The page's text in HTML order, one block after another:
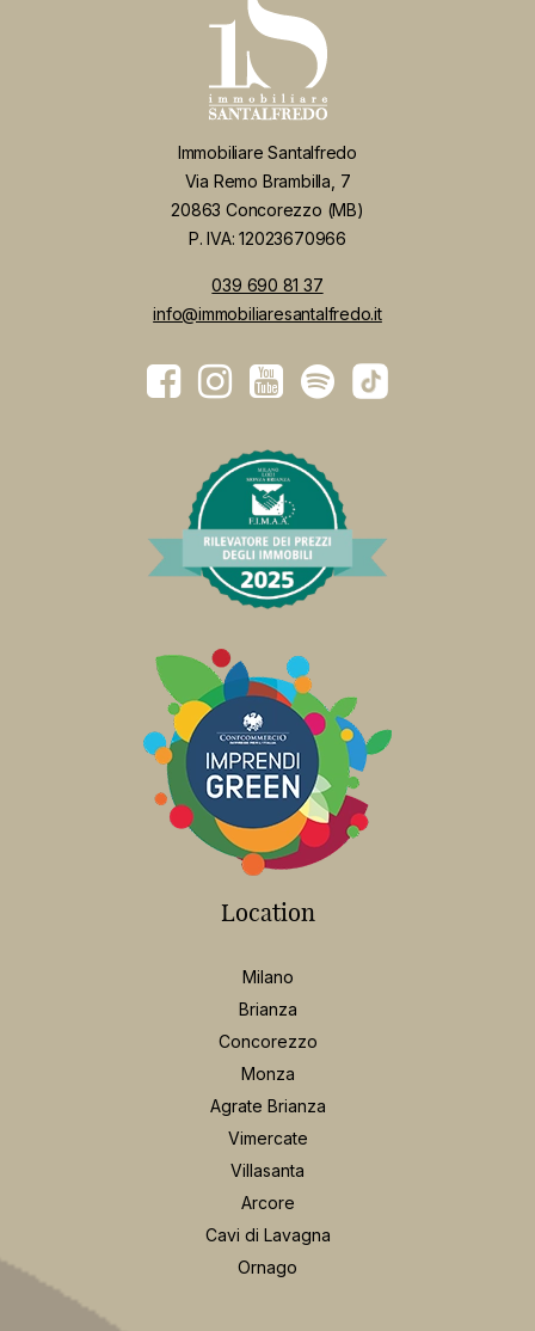
Acconsento al trattamento dei miei dati personali
secondo la normativa vigente in materia di privacy.
Per maggiori informazioni leggi la nostra
ai sensi del Regolamento UE 2016/679 (“GDPR”)
Immobiliare Santalfredo
Via Remo Brambilla, 7
20863 Concorezzo (MB)
P. IVA: 12023670966
039 690 81 37
Location